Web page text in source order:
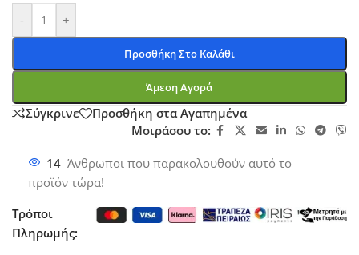
- +
Προσθήκη Στο Καλάθι
Άμεση Αγορά
Σύγκρινε
Προσθήκη στα Αγαπημένα
Μοιράσου το:
14 Άνθρωποι που παρακολουθούν αυτό το
προϊόν τώρα!
Τρόποι
Πληρωμής: